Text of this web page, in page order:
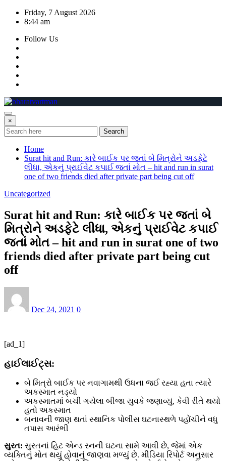
Skip
Friday, 7 August 2026
8:44 am
Follow Us
×
Search
Home
Surat hit and Run: કારે બાઈક પર જતાં બે મિત્રોને અડફેટે
લીધા, એકનું પ્રાઈવેટ કપાઈ જતાં મોત – hit and run in surat
one of two friends died after private part being cut off
Uncategorized
Surat hit and Run: કારે બાઈક પર જતાં બે
મિત્રોને અડફેટે લીધા, એકનું પ્રાઈવેટ કપાઈ
જતાં મોત – hit and run in surat one of two
friends died after private part being cut
off
Dec 24, 2021 0
[ad_1]
હાઈલાઈટ્સ:
બે મિત્રો બાઈક પર નવાગામથી ઉધના જઈ રહ્યા હતા ત્યારે
અકસ્માત નડ્યો
અકસ્માતમાં બચી ગયેલા બીજા યુવકે જણાવ્યું, કેવી રીતે થયો
હતો અકસ્માત
બનાવની જાણ થતાં સ્થાનિક પોલીસ ઘટનાસ્થળે પહોંચીને વધુ
તપાસ આરંભી
સુરત: સુરતનાં હિટ એન્ડ રનની ઘટના સામે આવી છે, જેમાં એક
વ્યક્તિનું મોત થયું હોવાનું જાણવા મળ્યું છે. મીડિયા રિપોર્ટ અનુસાર